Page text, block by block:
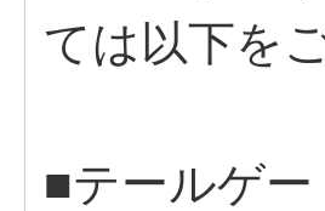
ては以下を
■テールゲ